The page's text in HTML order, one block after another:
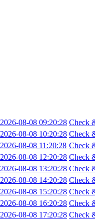
08-08 09:20:28
08-08 10:20:28
08-08 11:20:28
08-08 12:20:28
08-08 13:20:28
08-08 14:20:28
08-08 15:20:28
08-08 16:20:28
08-08 17:20:28
Check
Check
Check
Check
Check
Check
Check
Check
Check